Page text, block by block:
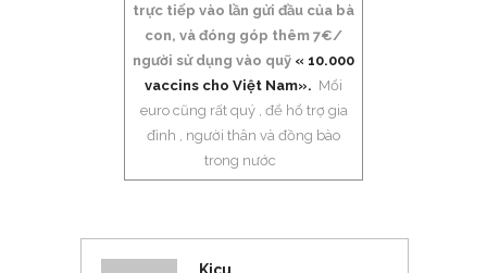
trực tiếp vào lần gửi đầu của bà
con, và đóng góp thêm 7€/
người sử dụng vào quỹ « 10.000
vaccins cho Việt Nam». Mổi
euro cũng rất quý , để hổ trợ gia
đình , người thân và đồng bào
trong nước